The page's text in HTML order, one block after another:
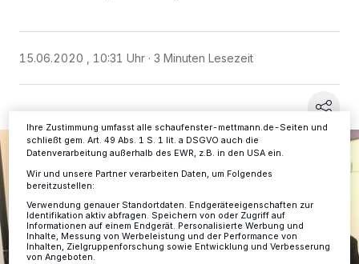
15.06.2020 , 10:31 Uhr 3 Minuten Lesezeit
Zwecke. Wenn Tracker deaktiviert sind, sind manche Inhalte und
dieses Menü jederzeit wieder aufrufen, um Ihre Einstellungen zu
ändern oder Ihre Einwilligung zu widerrufen, indem Sie auf den Link
Ihre Zustimmung umfasst alle schaufenster-mettmann.de-Seiten und
schließt gem. Art. 49 Abs. 1 S. 1 lit. a DSGVO auch die
Datenverarbeitung außerhalb des EWR, z.B. in den USA ein.
Wir und unsere Partner verarbeiten Daten, um Folgendes
bereitzustellen:
Verwendung genauer Standortdaten. Endgeräteeigenschaften zur
Identifikation aktiv abfragen. Speichern von oder Zugriff auf
Informationen auf einem Endgerät. Personalisierte Werbung und
Inhalte, Messung von Werbeleistung und der Performance von
Inhalten, Zielgruppenforschung sowie Entwicklung und Verbesserung
von Angeboten.